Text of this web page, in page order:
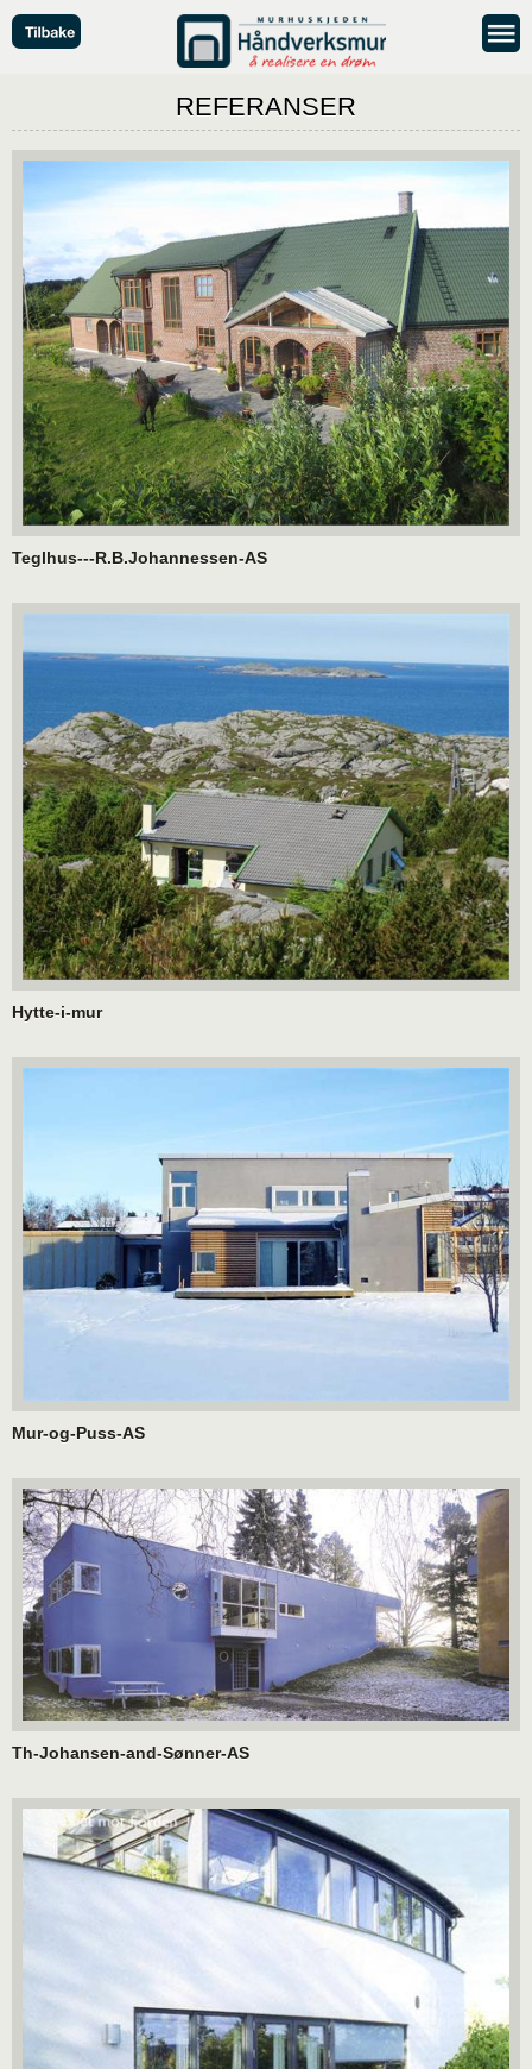
REFERANSER
Teglhus---R.B.Johannessen-AS
Hytte-i-mur
Mur-og-Puss-AS
Th-Johansen-and-Sønner-AS